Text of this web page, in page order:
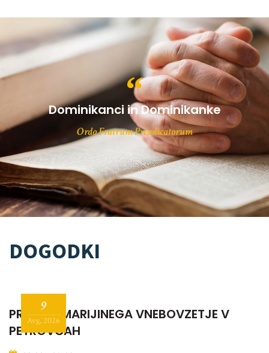
Dominikanci in Dominikanke
Ordo Fratrum Preadicatorum
DOGODKI
9
Avg, 2026
PRAZNIK MARIJINEGA VNEBOVZETJE V
PETROVČAH